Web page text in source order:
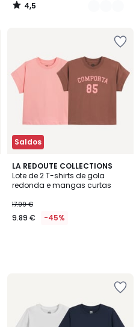
4,5
/
Saldos
LA REDOUTE COLLECTIONS
Lote de 2 T-shirts de gola
redonda e mangas curtas
17.99 €
9.89 € -45%